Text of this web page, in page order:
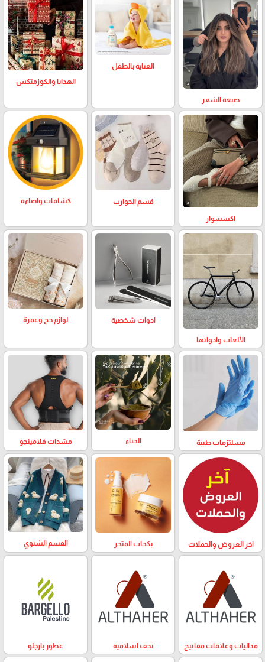
صبغة الشعر
العناية بالطفل
الهدايا والكوزمتكس
اكسسوار
قسم الجوارب كشافات واضاءة
الألعاب وادواتها
ادوات شخصية لوازم حج وعمرة
مسلتزمات طبية الحناء مشدات فلامينجو
اخر العروض والحملات بكجات المتجر القسم الشتوي
مداليات وعلاقات مفاتيح تحف اسلامية عطور بارجلو